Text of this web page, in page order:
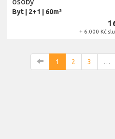
Byt 2+1 60m²
+ 6.000 Kč
1 2 3 …